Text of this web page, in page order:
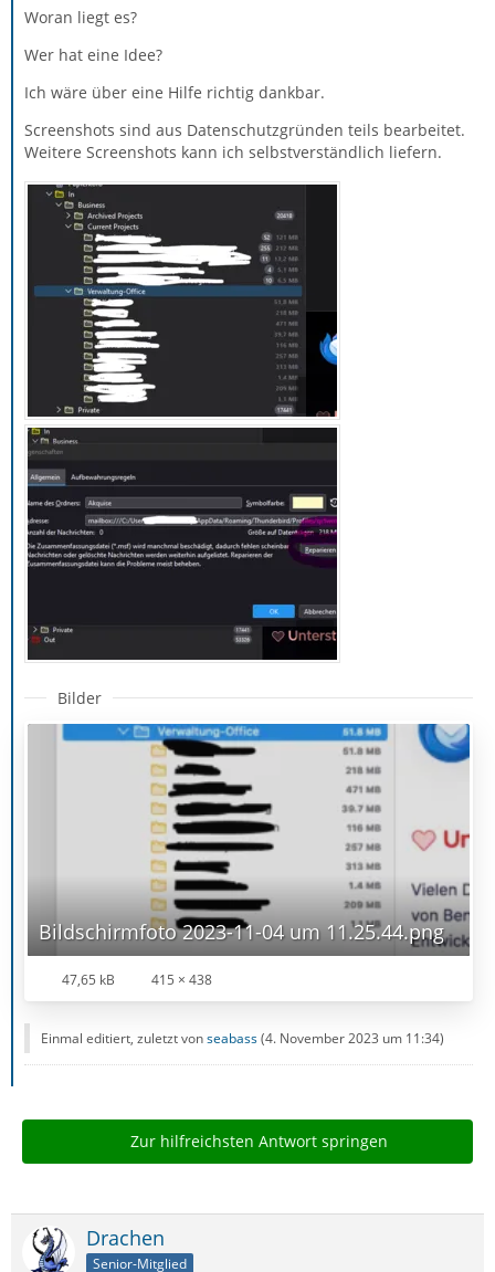
Woran liegt es?
Wer hat eine Idee?
Ich wäre über eine Hilfe richtig dankbar.
Screenshots sind aus Datenschutzgründen teils bearbeitet.
Weitere Screenshots kann ich selbstverständlich liefern.
Bilder
Bildschirmfoto 2023-11-04 um 11.25.44.png
47,65 kB 415 × 438
Einmal editiert, zuletzt vonseabass(4. November 2023 um 11:34)
Zur hilfreichsten Antwort springen
Drachen
Senior-Mitglied